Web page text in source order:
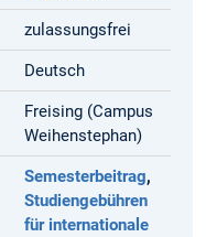
zulassungsfrei
Deutsch
Freising (Campus
Weihenstephan)
Semesterbeitrag,
Studiengebühren
für internationale